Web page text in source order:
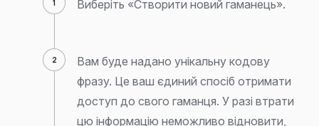
Виберіть «Створити новий гаманець».
Вам буде надано унікальну кодову
фразу. Це ваш єдиний спосіб отримати
доступ до свого гаманця. У разі втрати
цю інформацію неможливо відновити,